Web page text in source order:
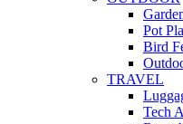
Pot
Bird
TRAVEL
Tech